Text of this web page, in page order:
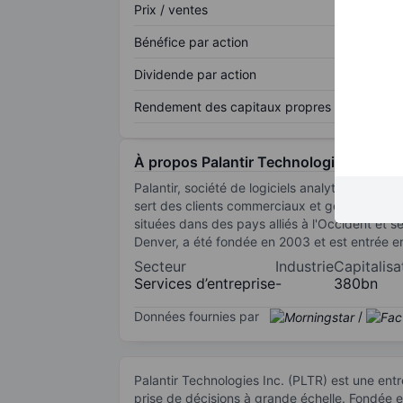
Prix / ventes
Bénéfice par action
Dividende par action
Rendement des capitaux propres
À propos Palantir Technologies Inc.
Palantir, société de logiciels analytiques qui
sert des clients commerciaux et
situées dans des pays alliés à l'Occident et
Denver, a été fondée en 2003 et est entrée
Secteur
Services d’entreprise
Industrie
-
380bn
Données fournies par /
Palantir Technologies Inc. (PLTR) est une
prise de décisions à grande échelle.